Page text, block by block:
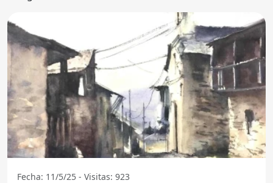
Fecha: 11/5/25 - Visitas: 923